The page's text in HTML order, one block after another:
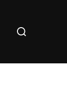
Buscar: